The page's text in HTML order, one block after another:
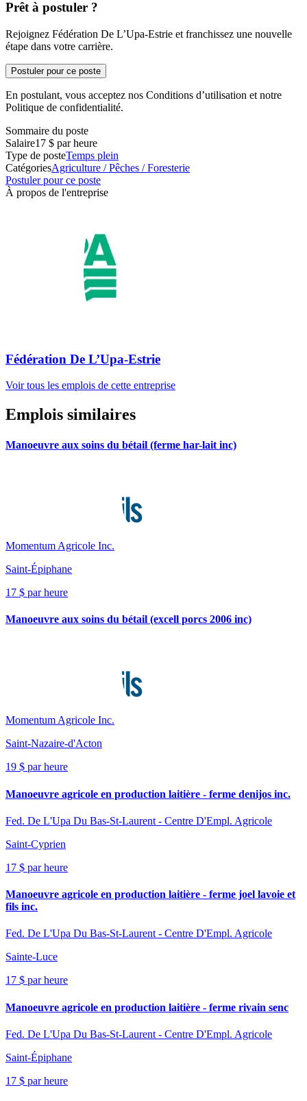
Prêt à postuler ?
Rejoignez Fédération De L’Upa-Estrie et franchissez une nouvelle
étape dans votre carrière.
Postuler pour ce poste
En postulant, vous acceptez nos Conditions d’utilisation et notre
Politique de confidentialité.
Sommaire du poste
Salaire17 $ par heure
Type de posteTemps plein
CatégoriesAgriculture / Pêches / Foresterie
Postuler pour ce poste
À propos de l'entreprise
Fédération De L’Upa-Estrie
Voir tous les emplois de cette entreprise
Emplois similaires
Manoeuvre aux soins du bétail (ferme har-lait inc)
Momentum Agricole Inc.
Saint-Épiphane
17 $ par heure
Manoeuvre aux soins du bétail (excell porcs 2006 inc)
Momentum Agricole Inc.
Saint-Nazaire-d'Acton
19 $ par heure
Manoeuvre agricole en production laitière - ferme denijos inc.
Fed. De L'Upa Du Bas-St-Laurent - Centre D'Empl. Agricole
Saint-Cyprien
17 $ par heure
Manoeuvre agricole en production laitière - ferme joel lavoie et
fils inc.
Fed. De L'Upa Du Bas-St-Laurent - Centre D'Empl. Agricole
Sainte-Luce
17 $ par heure
Manoeuvre agricole en production laitière - ferme rivain senc
Fed. De L'Upa Du Bas-St-Laurent - Centre D'Empl. Agricole
Saint-Épiphane
17 $ par heure